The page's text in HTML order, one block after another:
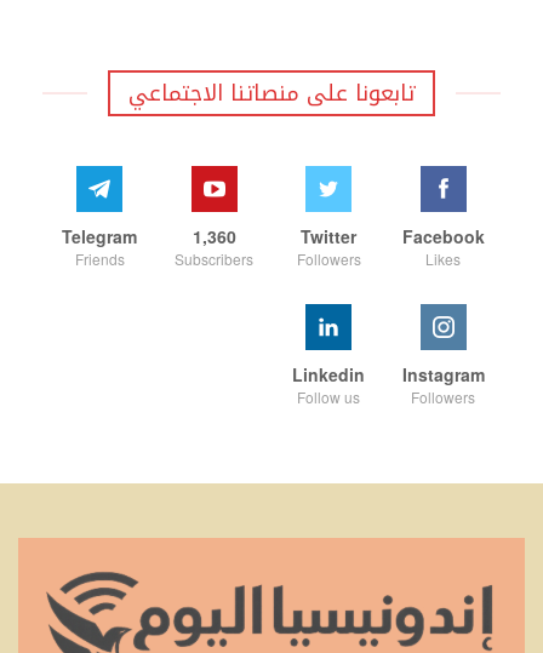
تابعونا على منصاتنا الاجتماعي
Facebook
Likes
Twitter
Followers
1,360
Subscribers
Telegram
Friends
Instagram
Followers
Linkedin
Follow us